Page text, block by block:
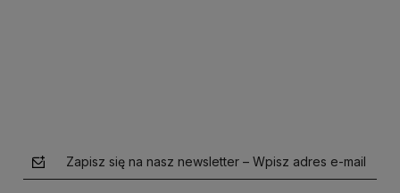
Zapisz się na nasz newsletter – Wpisz adres e-mail